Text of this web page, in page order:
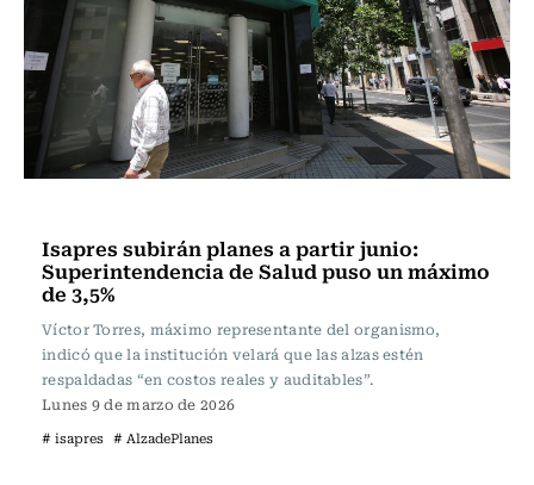
Isapres subirán planes a partir junio:
Superintendencia de Salud puso un máximo
de 3,5%
Víctor Torres, máximo representante del organismo,
indicó que la institución velará que las alzas estén
respaldadas “en costos reales y auditables”.
Lunes 9 de marzo de 2026
# isapres # AlzadePlanes